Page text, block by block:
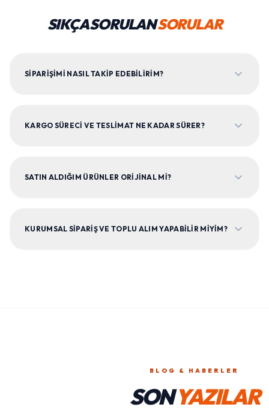
SIKÇA SORULANSORULAR
SIPARIŞIMI NASIL TAKIP EDEBILIRIM?
KARGO SÜRECI VE TESLIMAT NE KADAR SÜRER?
SATIN ALDIĞIM ÜRÜNLER ORIJINAL MI?
KURUMSAL SIPARIŞ VE TOPLU ALIM YAPABILIR MIYIM?
BLOG & HABERLER
SONYAZILAR